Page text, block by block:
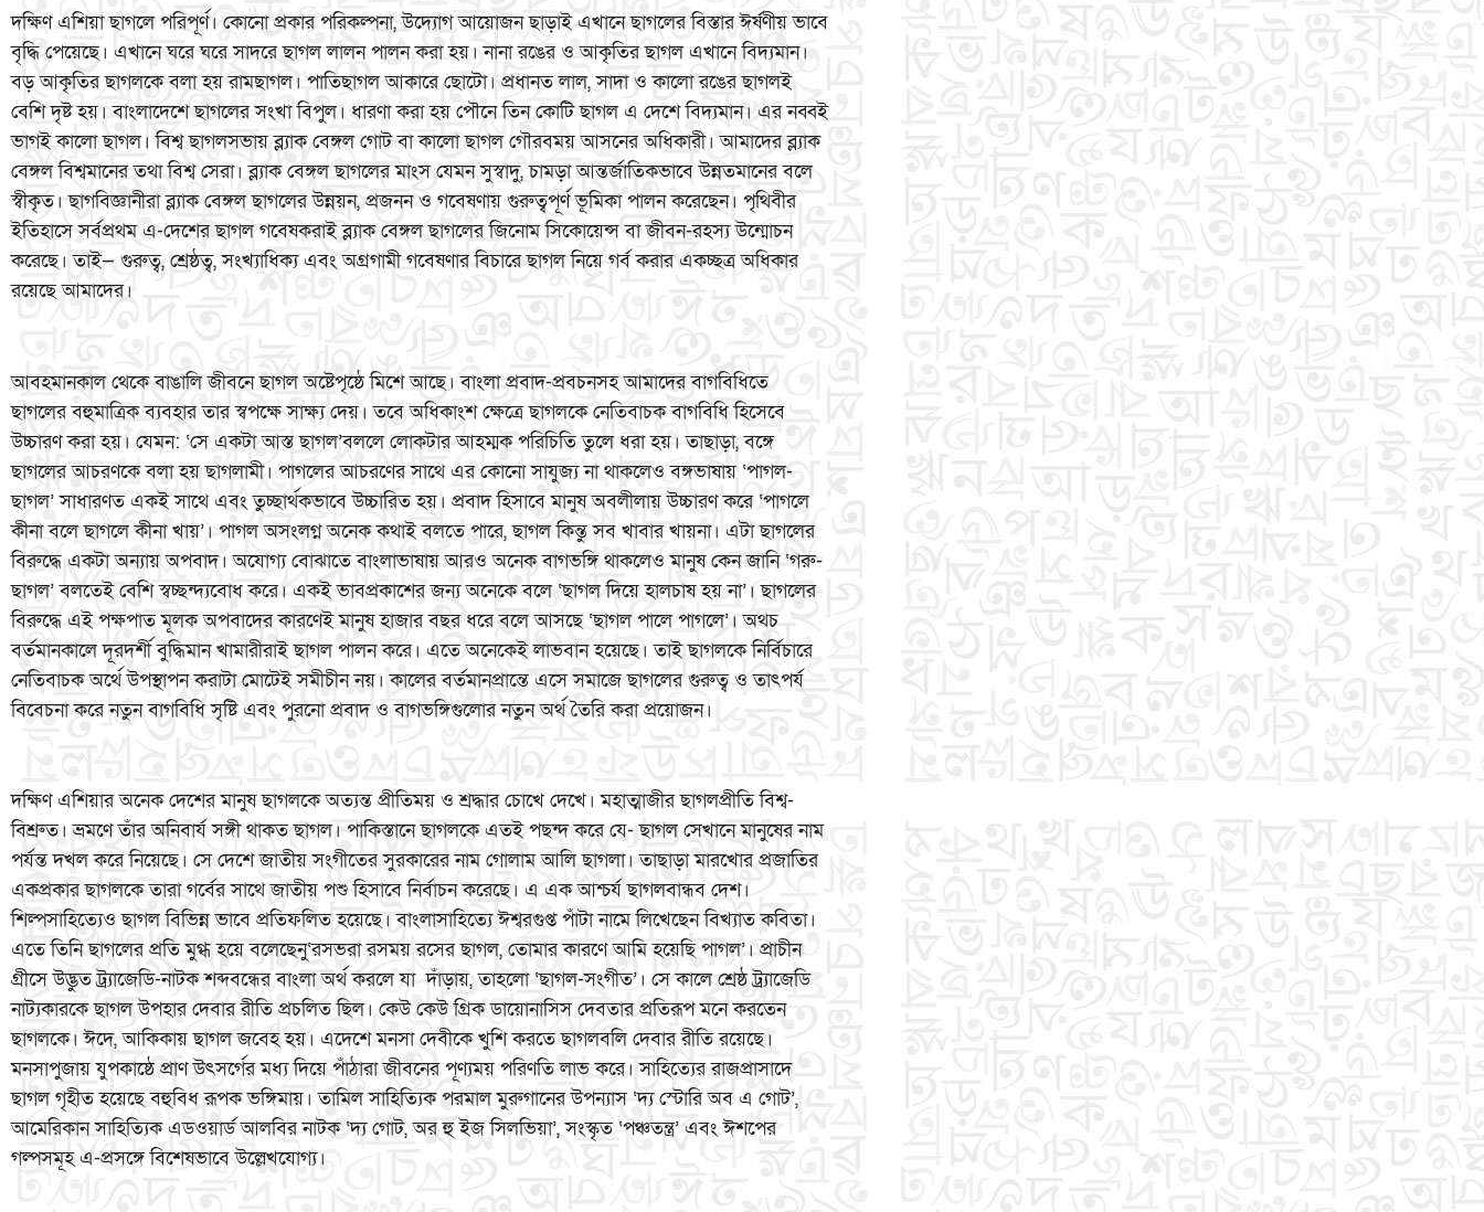
দক্ষিণ এশিয়া ছাগলে পরিপূর্ণ। কোনো প্রকার পরিকল্পনা, উদ্যোগ আয়োজন ছাড়াই এখানে ছাগলের বিস্তার ঈর্ষণীয় ভাবে
বৃদ্ধি পেয়েছে। এখানে ঘরে ঘরে সাদরে ছাগল লালন পালন করা হয়। নানা রঙের ও আকৃতির ছাগল এখানে বিদ্যমান।
বড় আকৃতির ছাগলকে বলা হয় রামছাগল। পাতিছাগল আকারে ছোটো। প্রধানত লাল, সাদা ও কালো রঙের ছাগলই
বেশি দৃষ্ট হয়। বাংলাদেশে ছাগলের সংখা বিপুল। ধারণা করা হয় পৌনে তিন কোটি ছাগল এ দেশে বিদ্যমান। এর নব্বই
ভাগই কালো ছাগল। বিশ্ব ছাগলসভায় ব্ল্যাক বেঙ্গল গোট বা কালো ছাগল গৌরবময় আসনের অধিকারী। আমাদের ব্ল্যাক
বেঙ্গল বিশ্বমানের তথা বিশ্ব সেরা। ব্ল্যাক বেঙ্গল ছাগলের মাংস যেমন সুস্বাদু, চামড়া আন্তর্জাতিকভাবে উন্নতমানের বলে
স্বীকৃত। ছাগবিজ্ঞানীরা ব্ল্যাক বেঙ্গল ছাগলের উন্নয়ন, প্রজনন ও গবেষণায় গুরুত্বপূর্ণ ভূমিকা পালন করেছেন। পৃথিবীর
ইতিহাসে সর্বপ্রথম এ-দেশের ছাগল গবেষকরাই ব্ল্যাক বেঙ্গল ছাগলের জিনোম সিকোয়েন্স বা জীবন-রহস্য উন্মোচন
করেছে। তাই— গুরুত্ব, শ্রেষ্ঠত্ব, সংখ্যাধিক্য এবং অগ্রগামী গবেষণার বিচারে ছাগল নিয়ে গর্ব করার একচ্ছত্র অধিকার
রয়েছে আমাদের।
আবহমানকাল থেকে বাঙালি জীবনে ছাগল অষ্টেপৃষ্ঠে মিশে আছে। বাংলা প্রবাদ-প্রবচনসহ আমাদের বাগবিধিতে
ছাগলের বহুমাত্রিক ব্যবহার তার স্বপক্ষে সাক্ষ্য দেয়। তবে অধিকাংশ ক্ষেত্রে ছাগলকে নেতিবাচক বাগবিধি হিসেবে
উচ্চারণ করা হয়। যেমন: ‘সে একটা আস্ত ছাগল’বললে লোকটার আহম্মক পরিচিতি তুলে ধরা হয়। তাছাড়া, বঙ্গে
ছাগলের আচরণকে বলা হয় ছাগলামী। পাগলের আচরণের সাথে এর কোনো সাযুজ্য না থাকলেও বঙ্গভাষায় ‘পাগল-
ছাগল’ সাধারণত একই সাথে এবং তুচ্ছার্থকভাবে উচ্চারিত হয়। প্রবাদ হিসাবে মানুষ অবলীলায় উচ্চারণ করে ‘পাগলে
কীনা বলে ছাগলে কীনা খায়’। পাগল অসংলগ্ন অনেক কথাই বলতে পারে, ছাগল কিন্তু সব খাবার খায়না। এটা ছাগলের
বিরুদ্ধে একটা অন্যায় অপবাদ। অযোগ্য বোঝাতে বাংলাভাষায় আরও অনেক বাগভঙ্গি থাকলেও মানুষ কেন জানি ‘গরু-
ছাগল’ বলতেই বেশি স্বচ্ছন্দ্যবোধ করে। একই ভাবপ্রকাশের জন্য অনেকে বলে ‘ছাগল দিয়ে হালচাষ হয় না’। ছাগলের
বিরুদ্ধে এই পক্ষপাত মূলক অপবাদের কারণেই মানুষ হাজার বছর ধরে বলে আসছে ‘ছাগল পালে পাগলে’। অথচ
বর্তমানকালে দূরদর্শী বুদ্ধিমান খামারীরাই ছাগল পালন করে। এতে অনেকেই লাভবান হয়েছে। তাই ছাগলকে নির্বিচারে
নেতিবাচক অর্থে উপস্থাপন করাটা মোটেই সমীচীন নয়। কালের বর্তমানপ্রান্তে এসে সমাজে ছাগলের গুরুত্ব ও তাৎপর্য
বিবেচনা করে নতুন বাগবিধি সৃষ্টি এবং পুরনো প্রবাদ ও বাগভঙ্গিগুলোর নতুন অর্থ তৈরি করা প্রয়োজন।
দক্ষিণ এশিয়ার অনেক দেশের মানুষ ছাগলকে অত্যন্ত প্রীতিময় ও শ্রদ্ধার চোখে দেখে। মহাত্মাজীর ছাগলপ্রীতি বিশ্ব-
বিশ্রুত। ভ্রমণে তাঁর অনিবার্য সঙ্গী থাকত ছাগল। পাকিস্তানে ছাগলকে এতই পছন্দ করে যে- ছাগল সেখানে মানুষের নাম
পর্যন্ত দখল করে নিয়েছে। সে দেশে জাতীয় সংগীতের সুরকারের নাম গোলাম আলি ছাগলা। তাছাড়া মারখোর প্রজাতির
একপ্রকার ছাগলকে তারা গর্বের সাথে জাতীয় পশু হিসাবে নির্বাচন করেছে। এ এক আশ্চর্য ছাগলবান্ধব দেশ।
শিল্পসাহিত্যেও ছাগল বিভিন্ন ভাবে প্রতিফলিত হয়েছে। বাংলাসাহিত্যে ঈশ্বরগুপ্ত পাঁটা নামে লিখেছেন বিখ্যাত কবিতা।
এতে তিনি ছাগলের প্রতি মুগ্ধ হয়ে বলেছেনু‘রসভরা রসময় রসের ছাগল, তোমার কারণে আমি হয়েছি পাগল’। প্রাচীন
গ্রীসে উদ্ভুত ট্র্যাজেডি-নাটক শব্দবন্ধের বাংলা অর্থ করলে যা দাঁড়ায়, তাহলো ‘ছাগল-সংগীত’। সে কালে শ্রেষ্ঠ ট্র্যাজেডি
নাট্যকারকে ছাগল উপহার দেবার রীতি প্রচলিত ছিল। কেউ কেউ গ্রিক ডায়োনাসিস দেবতার প্রতিরূপ মনে করতেন
ছাগলকে। ঈদে, আকিকায় ছাগল জবেহ হয়। এদেশে মনসা দেবীকে খুশি করতে ছাগলবলি দেবার রীতি রয়েছে।
মনসাপুজায় যুপকাষ্ঠে প্রাণ উৎসর্গের মধ্য দিয়ে পাঁঠারা জীবনের পূণ্যময় পরিণতি লাভ করে। সাহিত্যের রাজপ্রাসাদে
ছাগল গৃহীত হয়েছে বহুবিধ রূপক ভঙ্গিমায়। তামিল সাহিত্যিক পরমাল মুরুগানের উপন্যাস ‘দ্য স্টোরি অব এ গোট’,
আমেরিকান সাহিত্যিক এডওয়ার্ড আলবির নাটক ‘দ্য গোট, অর হু ইজ সিলভিয়া’, সংস্কৃত ‘পঞ্চতন্ত্র’ এবং ঈশপের
গল্পসমূহ এ-প্রসঙ্গে বিশেষভাবে উল্লেখযোগ্য।